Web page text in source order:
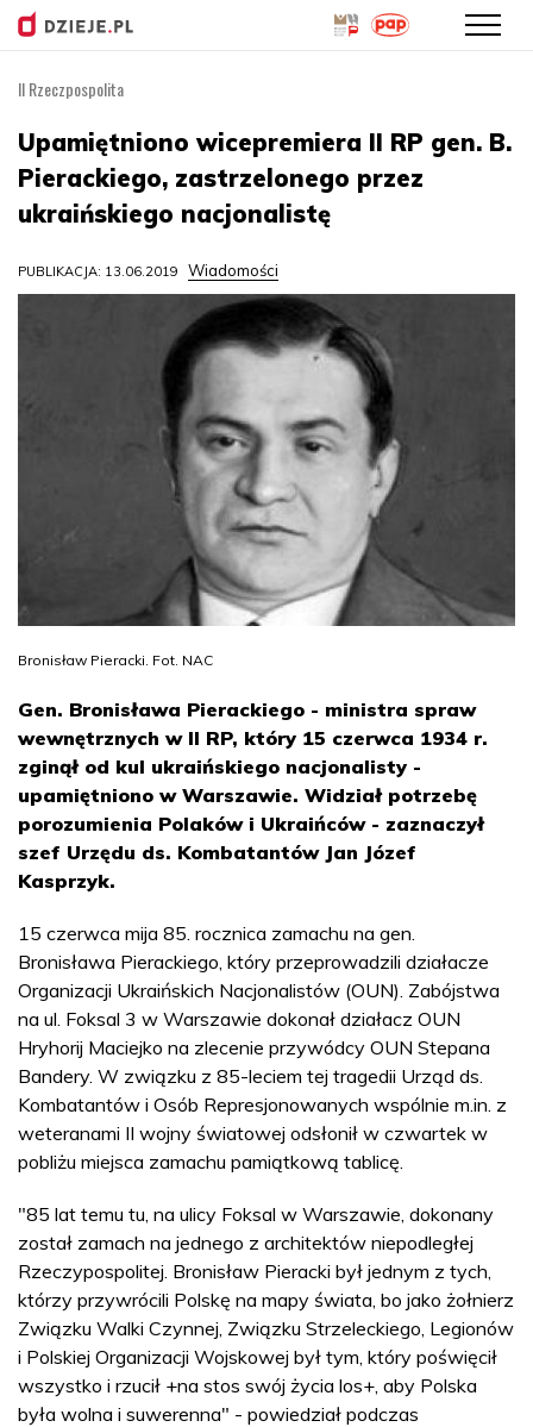
treści
II Rzeczpospolita
Upamiętniono wicepremiera II RP gen. B.
Pierackiego, zastrzelonego przez
ukraińskiego nacjonalistę
PUBLIKACJA: 13.06.2019 Wiadomości
Bronisław Pieracki. Fot. NAC
Gen. Bronisława Pierackiego - ministra spraw
wewnętrznych w II RP, który 15 czerwca 1934 r.
zginął od kul ukraińskiego nacjonalisty -
upamiętniono w Warszawie. Widział potrzebę
porozumienia Polaków i Ukraińców - zaznaczył
szef Urzędu ds. Kombatantów Jan Józef
Kasprzyk.
15 czerwca mija 85. rocznica zamachu na gen.
Bronisława Pierackiego, który przeprowadzili działacze
Organizacji Ukraińskich Nacjonalistów (OUN). Zabójstwa
na ul. Foksal 3 w Warszawie dokonał działacz OUN
Hryhorij Maciejko na zlecenie przywódcy OUN Stepana
Bandery. W związku z 85-leciem tej tragedii Urząd ds.
Kombatantów i Osób Represjonowanych wspólnie m.in. z
weteranami II wojny światowej odsłonił w czwartek w
pobliżu miejsca zamachu pamiątkową tablicę.
"85 lat temu tu, na ulicy Foksal w Warszawie, dokonany
został zamach na jednego z architektów niepodległej
Rzeczypospolitej. Bronisław Pieracki był jednym z tych,
którzy przywrócili Polskę na mapy świata, bo jako żołnierz
Związku Walki Czynnej, Związku Strzeleckiego, Legionów
i Polskiej Organizacji Wojskowej był tym, który poświęcił
wszystko i rzucił +na stos swój życia los+, aby Polska
była wolna i suwerenna" - powiedział podczas